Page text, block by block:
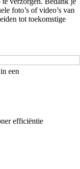
foto’s of video’s van
tot toekomstige
een
efficiëntie